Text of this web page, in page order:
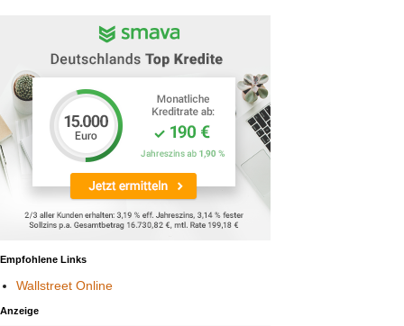
Empfohlene Links
Wallstreet Online
Anzeige